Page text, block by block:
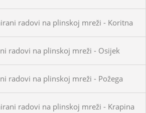
radovi na plinskoj mreži - Koritna
radovi na plinskoj mreži - Osijek
radovi na plinskoj mreži - Požega
radovi na plinskoj mreži - Krapina